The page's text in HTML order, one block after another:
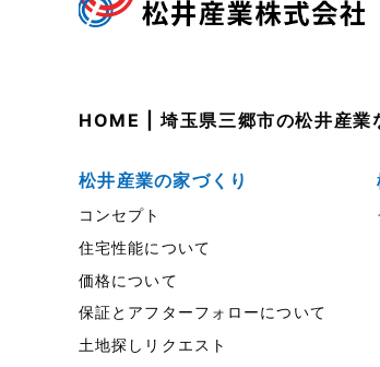
HOME | 埼玉県三郷市の松井産業
松井産業の家づくり
コンセプト
住宅性能について
価格について
保証とアフターフォローについて
土地探しリクエスト